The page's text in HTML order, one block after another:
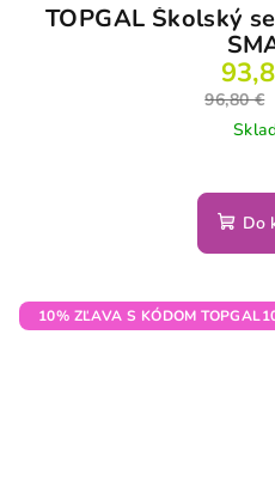
TOPGAL Školský
96,80 €
Do
10% ZĽAVA S KÓDOM